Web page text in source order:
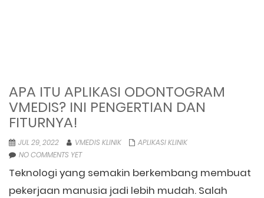
APA ITU APLIKASI ODONTOGRAM
VMEDIS? INI PENGERTIAN DAN
FITURNYA!
JUL 29, 2022 VMEDIS KLINIK
APLIKASI KLINIK
NO COMMENTS YET
Teknologi yang semakin berkembang membuat
pekerjaan manusia jadi lebih mudah. Salah